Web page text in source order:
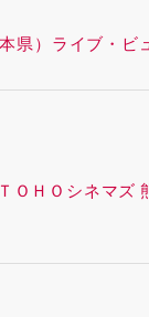
）ライブ・ビ
ＨＯシネマズ